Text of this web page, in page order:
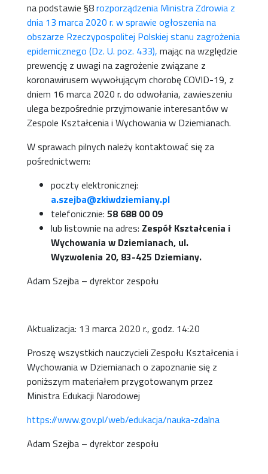
na podstawie §8rozporządzenia Ministra Zdrowia z
dnia 13 marca 2020 r. w sprawie ogłoszenia na
obszarze Rzeczypospolitej Polskiej stanu zagrożenia
epidemicznego (Dz. U. poz. 433), mając na względzie
prewencję z uwagi na zagrożenie związane z
koronawirusem wywołującym chorobę COVID-19, z
dniem 16 marca 2020 r. do odwołania, zawieszeniu
ulega bezpośrednie przyjmowanie interesantów w
Zespole Kształcenia i Wychowania w Dziemianach.
W sprawach pilnych należy kontaktować się za
pośrednictwem:
poczty elektronicznej:
a.szejba@zkiwdziemiany.pl
telefonicznie: 58 688 00 09
lub listownie na adres: Zespół Kształcenia i
Wychowania w Dziemianach, ul.
Wyzwolenia 20, 83-425 Dziemiany.
Adam Szejba – dyrektor zespołu
Aktualizacja: 13 marca 2020 r., godz. 14:20
Proszę wszystkich nauczycieli Zespołu Kształcenia i
Wychowania w Dziemianach o zapoznanie się z
poniższym materiałem przygotowanym przez
Ministra Edukacji Narodowej
https://www.gov.pl/web/edukacja/nauka-zdalna
Adam Szejba – dyrektor zespołu